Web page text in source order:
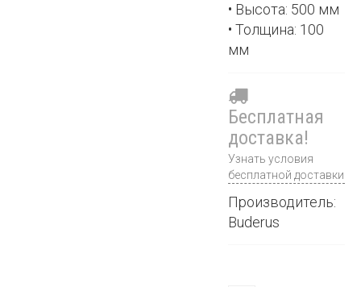
• Высота: 500 мм
• Толщина: 100
мм
Бесплатная
доставка!
Узнать условия
бесплатной доставки
Производитель:
Buderus